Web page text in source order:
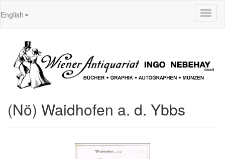
English
(Nö) Waidhofen a. d. Ybbs